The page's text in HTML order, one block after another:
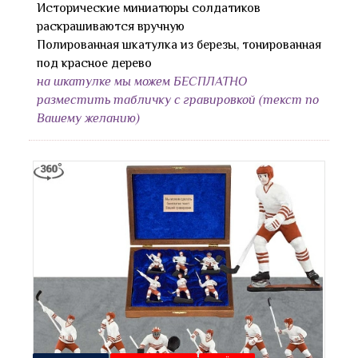
Исторические миниатюры солдатиков
раскрашиваются вручную
Полированная шкатулка из березы, тонированная
под красное дерево
на шкатулке мы можем БЕСПЛАТНО
разместить табличку с гравировкой (текст по
Вашему желанию)